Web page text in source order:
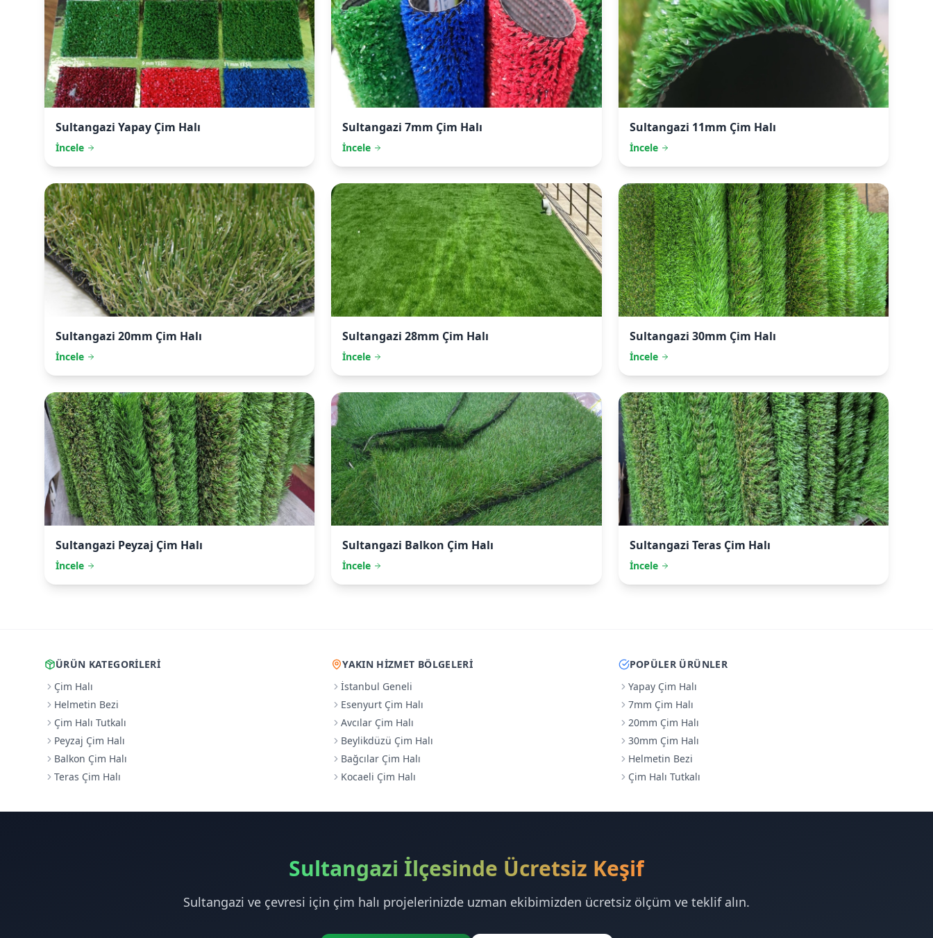
Sultangazi Yapay Çim Halı
İncele
Sultangazi 7mm Çim Halı
İncele
Sultangazi 11mm Çim Halı
İncele
Sultangazi 20mm Çim Halı
İncele
Sultangazi 28mm Çim Halı
İncele
Sultangazi 30mm Çim Halı
İncele
Sultangazi Peyzaj Çim Halı
İncele
Sultangazi Balkon Çim Halı
İncele
Sultangazi Teras Çim Halı
İncele
ÜRÜN KATEGORILERI
Çim Halı
Helmetin Bezi
Çim Halı Tutkalı
Peyzaj Çim Halı
Balkon Çim Halı
Teras Çim Halı
YAKIN HIZMET BÖLGELERI
İstanbul Geneli
Esenyurt Çim Halı
Avcılar Çim Halı
Beylikdüzü Çim Halı
Bağcılar Çim Halı
Kocaeli Çim Halı
POPÜLER ÜRÜNLER
Yapay Çim Halı
7mm Çim Halı
20mm Çim Halı
30mm Çim Halı
Helmetin Bezi
Çim Halı Tutkalı
Sultangazi İlçesinde Ücretsiz Keşif
Sultangazi ve çevresi için çim halı projelerinizde uzman ekibimizden ücretsiz ölçüm ve teklif alın.